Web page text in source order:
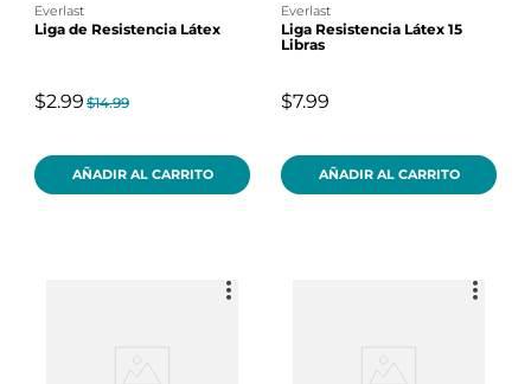
everlast
Liga de Resistencia Látex
$2.99 $14.99
AÑADIR AL CARRITO
everlast
Liga Resistencia Látex 15
Libras
$7.99
AÑADIR AL CARRITO